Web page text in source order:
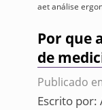
aet análise
Por que
de
Publicado
Escrito por: